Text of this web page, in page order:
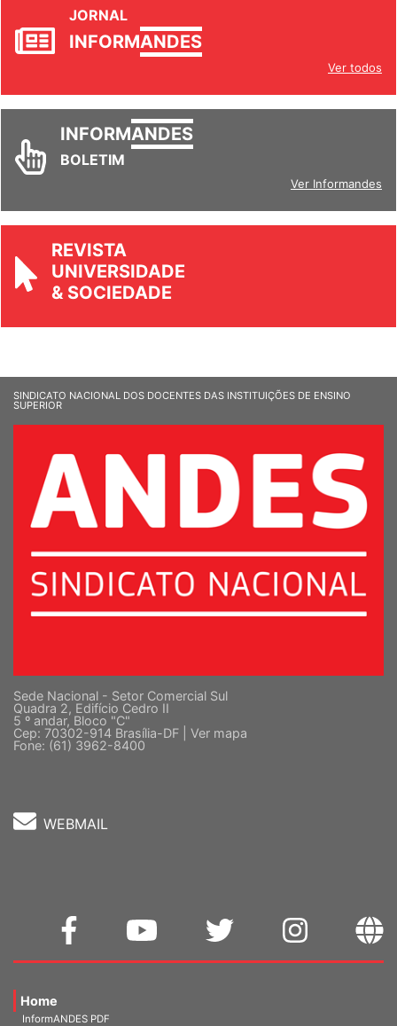
JORNAL
INFORMANDES
Ver todos
INFORMANDES
BOLETIM
Ver Informandes
REVISTA
UNIVERSIDADE
& SOCIEDADE
SINDICATO NACIONAL DOS DOCENTES DAS INSTITUIÇÕES DE ENSINO
SUPERIOR
Sede Nacional - Setor Comercial Sul
Quadra 2, Edifício Cedro II
5 º andar, Bloco "C"
Cep: 70302-914 Brasília-DF | Ver mapa
Fone: (61) 3962-8400
WEBMAIL
Home
InformANDES PDF